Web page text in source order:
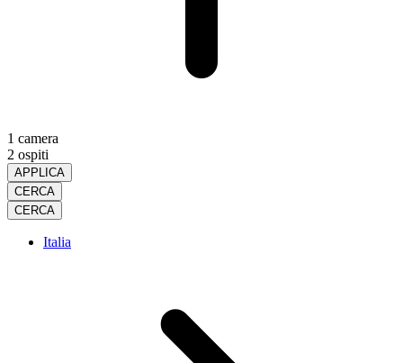
1 camera
2 ospiti
APPLICA
CERCA
CERCA
Italia